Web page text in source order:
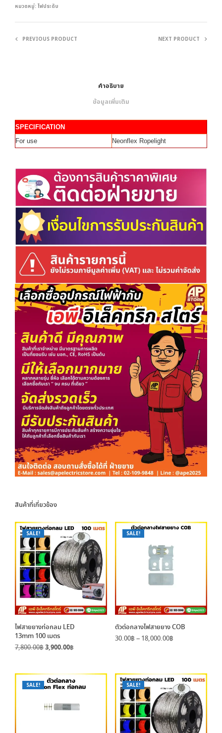
หมวดหมู่:ไฟประดับ
PREVIOUS PRODUCT NEXT PRODUCT
คำอธิบาย
ข้อมูลเพิ่มเติม
SPECIFICATION
For use
Neonflex Ropelight
สินค้าที่เกี่ยวข้อง
SALE!
ไฟสายยางท่อกลม LED
13mm 100 เมตร
7,800.00฿Original
7,800.00฿.
3,900.00฿
3,900.00฿.
SALE!
ตัวต่อกลางไฟสายยาง COB
30.00฿ – 18,000.00฿Price
18,000.00฿
SALE! SALE!